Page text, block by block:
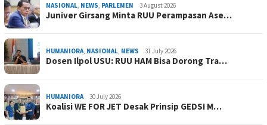
NASIONAL NEWS PARLEMEN 3 August 2026
Juniver Girsang Minta RUU Perampasan Ase…
HUMANIORA NASIONAL NEWS 31 July 2026
Dosen Ilpol USU: RUU HAM Bisa Dorong Tra…
HUMANIORA 30 July 2026
Koalisi WE FOR JET Desak Prinsip GEDSI M…